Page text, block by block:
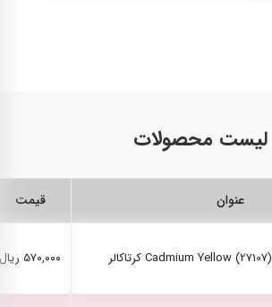
لیست محصولات
عنوان قیمت
۵۷۰,۰۰۰ ریال